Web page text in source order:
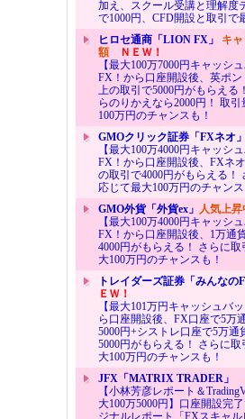
加え、スクール受講と理解度
で1000円、CFD開設と取引で
ヒロセ通商「LION FX」 キ
額ＮＥＷ！
【最大100万7000円キャッシ
FX！から口座開設後、英ポン
上の取引で5000円がもらえる
らのりかえなら2000円！ 取
100万円のチャンスも！
GMOクリック証券「FXネオ」
【最大100万4000円キャッシ
FX！から口座開設後、FXネ
の取引で4000円がもらえる！
応じて最大100万円のチャンス
GMO外貨「外貨ex」 人気上昇
【最大100万4000円キャッシ
FX！から口座開設後、1万通
4000円がもらえる！ さらに
大100万円のチャンスも！
トレイダーズ証券「みんなの
ＥＷ！
【最大101万円キャッシュバ
ら口座開設後、FX口座で5万
5000円+シストレ口座で5万通
5000円がもらえる！ さらに
大100万円のチャンスも！
JFX「MATRIX TRADER」
【小林芳彦レポート＆
大100万5000円】口座開設完